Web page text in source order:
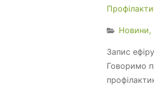
Новини
Запис
Говоримо